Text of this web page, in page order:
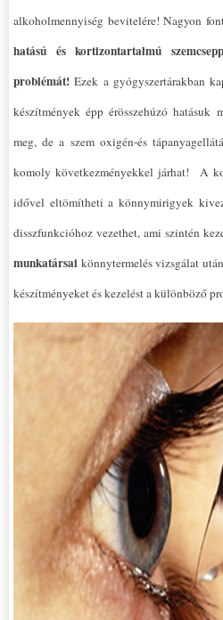
alkoholmennyiség bevitelére! Nagyon
hatású és kortizontartalmú
problémát! Ezek a gyógyszertárakban
készítmények épp érösszehúzó hatásuk
meg, de a szem oxigén-és
komoly következményekkel járhat! A
idővel eltömítheti a könnymirigyek
disszfunkcióhoz vezethet, ami szintén
munkatársai könnytermelés vizsgálat
készítményeket és kezelést a különböző